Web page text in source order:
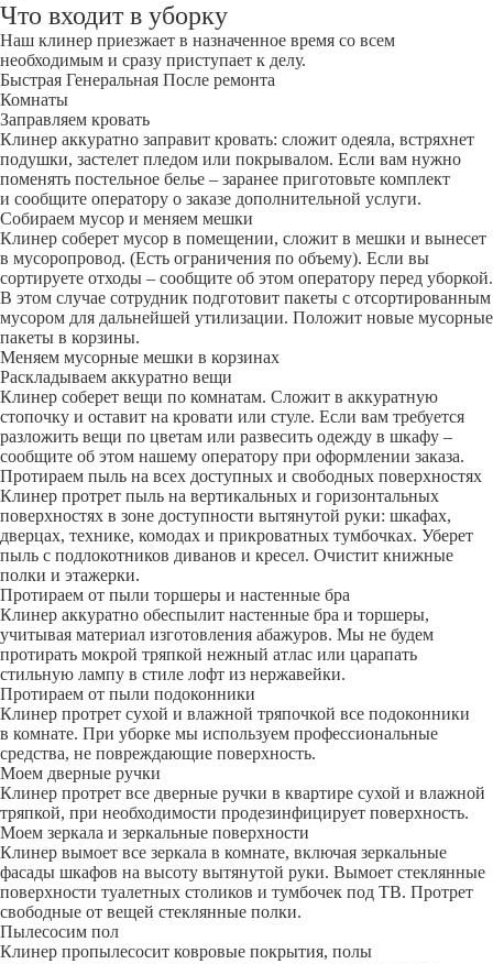
Что входит в уборку
Наш клинер приезжает в назначенное время со всем
необходимым и сразу приступает к делу.
Быстрая Генеральная После ремонта
Комнаты
Заправляем кровать
Клинер аккуратно заправит кровать: сложит одеяла, встряхнет
подушки, застелет пледом или покрывалом. Если вам нужно
поменять постельное белье – заранее приготовьте комплект
и сообщите оператору о заказе дополнительной услуги.
Собираем мусор и меняем мешки
Клинер соберет мусор в помещении, сложит в мешки и вынесет
в мусоропровод. (Есть ограничения по объему). Если вы
сортируете отходы – сообщите об этом оператору перед уборкой.
В этом случае сотрудник подготовит пакеты с отсортированным
мусором для дальнейшей утилизации. Положит новые мусорные
пакеты в корзины.
Меняем мусорные мешки в корзинах
Раскладываем аккуратно вещи
Клинер соберет вещи по комнатам. Сложит в аккуратную
стопочку и оставит на кровати или стуле. Если вам требуется
разложить вещи по цветам или развесить одежду в шкафу –
сообщите об этом нашему оператору при оформлении заказа.
Протираем пыль на всех доступных и свободных поверхностях
Клинер протрет пыль на вертикальных и горизонтальных
поверхностях в зоне доступности вытянутой руки: шкафах,
дверцах, технике, комодах и прикроватных тумбочках. Уберет
пыль с подлокотников диванов и кресел. Очистит книжные
полки и этажерки.
Протираем от пыли торшеры и настенные бра
Клинер аккуратно обеспылит настенные бра и торшеры,
учитывая материал изготовления абажуров. Мы не будем
протирать мокрой тряпкой нежный атлас или царапать
стильную лампу в стиле лофт из нержавейки.
Протираем от пыли подоконники
Клинер протрет сухой и влажной тряпочкой все подоконники
в комнате. При уборке мы используем профессиональные
средства, не повреждающие поверхность.
Моем дверные ручки
Клинер протрет все дверные ручки в квартире сухой и влажной
тряпкой, при необходимости продезинфицирует поверхность.
Моем зеркала и зеркальные поверхности
Клинер вымоет все зеркала в комнате, включая зеркальные
фасады шкафов на высоту вытянутой руки. Вымоет стеклянные
поверхности туалетных столиков и тумбочек под ТВ. Протрет
свободные от вещей стеклянные полки.
Пылесосим пол
Клинер пропылесосит ковровые покрытия, полы